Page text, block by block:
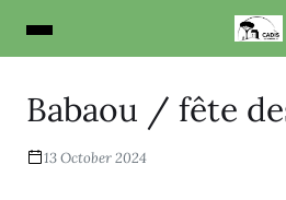
Babaou / fête
13 October 2024